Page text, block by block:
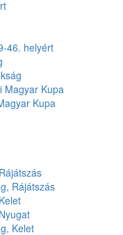
46. helyért
Magyar Kupa
Kupa
Rájátszás
Kelet